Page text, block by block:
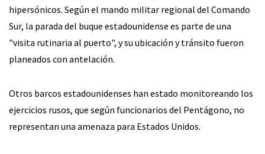
hipersónicos. Según el mando militar regional del Comando
Sur, la parada del buque estadounidense es parte de una
"visita rutinaria al puerto", y su ubicación y tránsito fueron
planeados con antelación.
Otros barcos estadounidenses han estado monitoreando los
ejercicios rusos, que según funcionarios del Pentágono, no
representan una amenaza para Estados Unidos.